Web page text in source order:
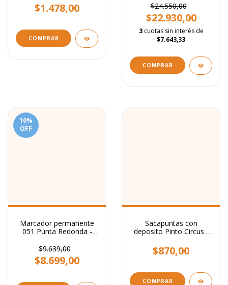
$1.478,00
$24.550,00
$22.930,00
3 cuotas sin interés de
$7.643,33
COMPRAR
10%
OFF
Marcador permanente
051 Punta Redonda -
$9.639,00
$8.699,00
Sacapuntas con
deposito Pinto Circus -
$870,00
COMPRAR